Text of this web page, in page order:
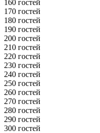
160 гостей
170 гостей
180 гостей
190 гостей
200 гостей
210 гостей
220 гостей
230 гостей
240 гостей
250 гостей
260 гостей
270 гостей
280 гостей
290 гостей
300 гостей